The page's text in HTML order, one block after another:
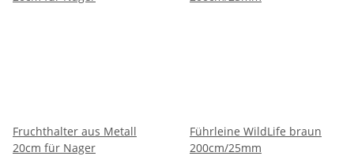
Fruchthalter aus Metall
20cm für Nager
Führleine WildLife braun
200cm/25mm